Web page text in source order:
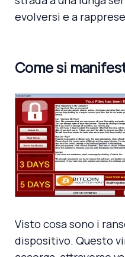
evolversi e a
Come si
Visto cosa sono i
dispositivo. Questo